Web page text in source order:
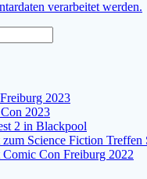
verarbeitet werden.
2023
2023
2 in Blackpool
Science Fiction Treffen
Con Freiburg 2022